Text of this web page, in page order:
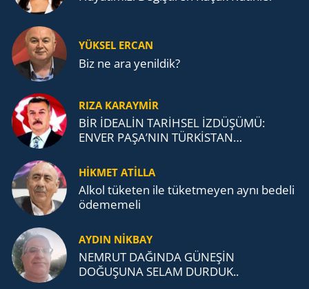
YÜKSEL ERCAN
Biz ne ara yenildik?
RIZA KARAYMIR
BİR İDEALİN TARİHSEL İZDÜŞÜMÜ:
ENVER PAŞA’NIN TÜRKİSTAN
TEŞKİLATI’NA UZANAN MİRASI
HİKMET ATİLLA
Alkol tü­ke­ten ile tü­ket­me­yen aynı be­de­li
öde­me­me­li
AYDIN NİKBAY
NEMRUT DAĞINDA GÜNEŞİN
DOĞUŞUNA SELAM DURDUK..